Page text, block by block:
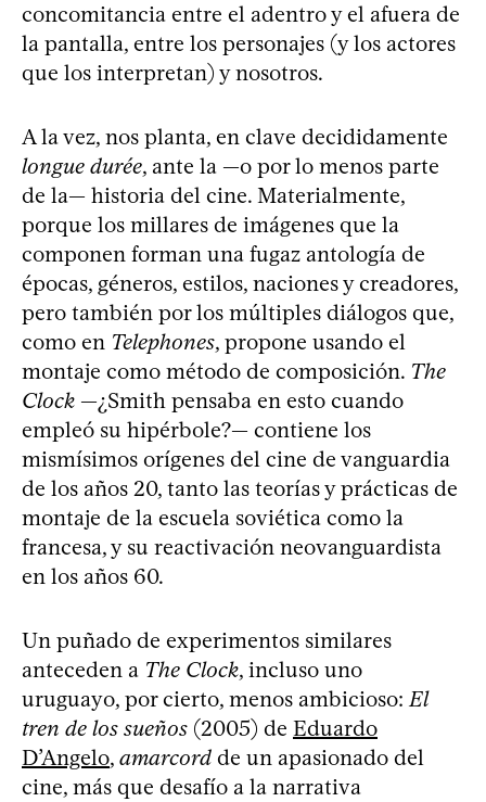
concomitancia entre el adentro y el afuera de
la pantalla, entre los personajes (y los actores
que los interpretan) y nosotros.
A la vez, nos planta, en clave decididamente
longue durée, ante la —o por lo menos parte
de la— historia del cine. Materialmente,
porque los millares de imágenes que la
componen forman una fugaz antología de
épocas, géneros, estilos, naciones y creadores,
pero también por los múltiples diálogos que,
como en Telephones, propone usando el
montaje como método de composición. The
Clock —¿Smith pensaba en esto cuando
empleó su hipérbole?— contiene los
mismísimos orígenes del cine de vanguardia
de los años 20, tanto las teorías y prácticas de
montaje de la escuela soviética como la
francesa, y su reactivación neovanguardista
en los años 60.
Un puñado de experimentos similares
anteceden a The Clock, incluso uno
uruguayo, por cierto, menos ambicioso:El
tren de los sueños (2005) de Eduardo
D’Angelo, amarcord de un apasionado del
cine, más que desafío a la narrativa